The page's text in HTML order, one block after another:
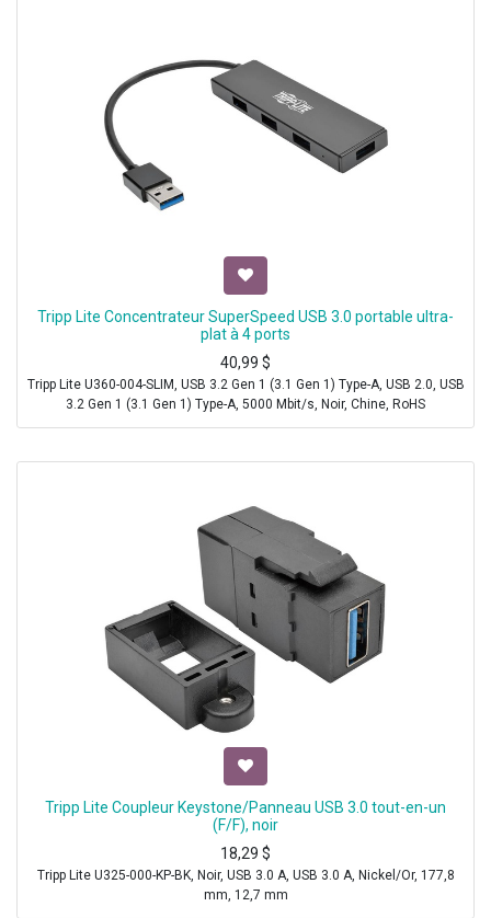
Tripp Lite Concentrateur SuperSpeed USB 3.0 portable ultra-
plat à 4 ports
40,99 $
Tripp Lite U360-004-SLIM, USB 3.2 Gen 1 (3.1 Gen 1) Type-A, USB 2.0, USB
3.2 Gen 1 (3.1 Gen 1) Type-A, 5000 Mbit/s, Noir, Chine, RoHS
Tripp Lite Coupleur Keystone/Panneau USB 3.0 tout-en-un
(F/F), noir
18,29 $
Tripp Lite U325-000-KP-BK, Noir, USB 3.0 A, USB 3.0 A, Nickel/Or, 177,8
mm, 12,7 mm